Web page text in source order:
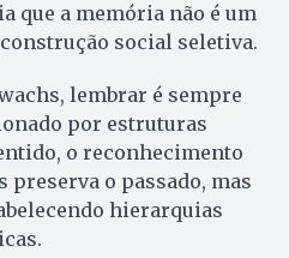
que a memória não é um
social seletiva.
lembrar é sempre
por estruturas
o reconhecimento
o passado, mas
hierarquias